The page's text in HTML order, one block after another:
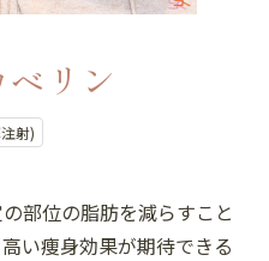
リン
射)
部位の脂肪を減らすこと
い痩身効果が期待できる